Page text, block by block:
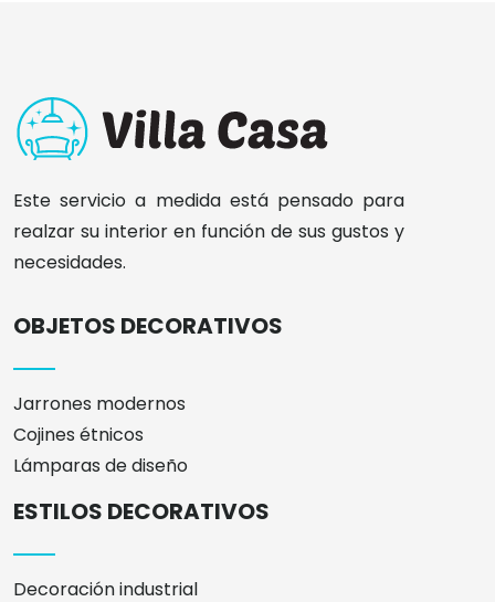
Este servicio a medida está pensado para
realzar su interior en función de sus gustos y
necesidades.
OBJETOS DECORATIVOS
Jarrones modernos
Cojines étnicos
Lámparas de diseño
ESTILOS DECORATIVOS
Decoración industrial